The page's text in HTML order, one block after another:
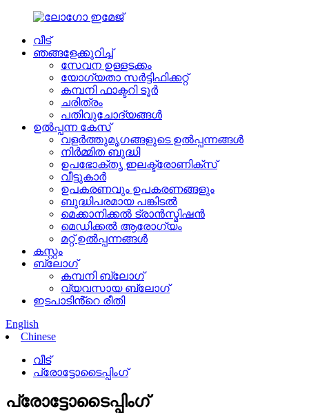
വീട്
ഞങ്ങളേക്കുറിച്ച്
സേവന ഉള്ളടക്കം
യോഗ്യതാ സർട്ടിഫിക്കറ്റ്
കമ്പനി ഫാക്ടറി ടൂർ
ചരിത്രം
പതിവുചോദ്യങ്ങൾ
ഉൽപ്പന്ന കേസ്
വളർത്തുമൃഗങ്ങളുടെ ഉൽപ്പന്നങ്ങൾ
നിർമ്മിത ബുദ്ധി
ഉപഭോക്തൃ ഇലക്ട്രോണിക്സ്
വീട്ടുകാർ
ഉപകരണവും ഉപകരണങ്ങളും
ബുദ്ധിപരമായ പങ്കിടൽ
മെക്കാനിക്കൽ ട്രാൻസ്മിഷൻ
മെഡിക്കൽ ആരോഗ്യം
മറ്റ് ഉൽപ്പന്നങ്ങൾ
കസ്റ്റം
ബ്ലോഗ്
കമ്പനി ബ്ലോഗ്
വ്യവസായ ബ്ലോഗ്
ഇടപാടിൻ്റെ രീതി
English
Chinese
വീട്
പ്രോട്ടോടൈപ്പിംഗ്
പ്രോട്ടോടൈപ്പിംഗ്